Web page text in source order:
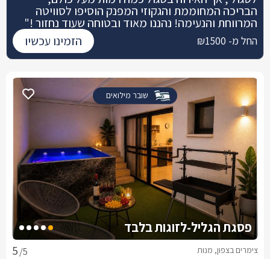
שובר מילואים
פסגת הגליל-לזוגות בלבד
/5 צימרים בצפון, מנות
הבריכה המחוממת והגקוזי המפנק הוסיפו לסוויטה
המרווחת והנעימה! נהננו מאוד ובטוחה שעוד נחזור !"
החל מ- ₪1500 הזמינו עכשיו